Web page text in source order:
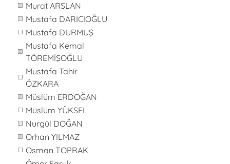
Murat ARSLAN
Mustafa DARICIOĞLU
Mustafa DURMUŞ
Mustafa Kemal
TÖREMİŞOĞLU
Mustafa Tahir
ÖZKARA
Müslüm ERDOĞAN
Müslüm YÜKSEL
Nurgül DOĞAN
Orhan YILMAZ
Osman TOPRAK